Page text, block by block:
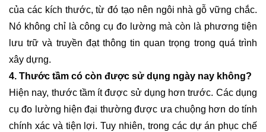
của các kích thước, từ đó tạo nên ngôi nhà gỗ vững chắc.
Nó không chỉ là công cụ đo lường mà còn là phương tiện
lưu trữ và truyền đạt thông tin quan trọng trong quá trình
xây dựng.
4. Thước tầm có còn được sử dụng ngày nay không?
Hiện nay, thước tầm ít được sử dụng hơn trước. Các dụng
cụ đo lường hiện đại thường được ưa chuộng hơn do tính
chính xác và tiện lợi. Tuy nhiên, trong các dự án phục chế